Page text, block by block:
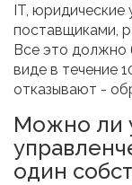
IT, юридические
поставщиками,
Все это должно
виде в течение
отказывают -
Можно ли
один